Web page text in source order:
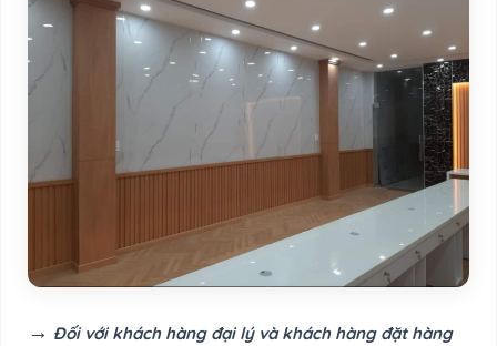
→ Đối với khách hàng đại lý và khách hàng đặt hàng